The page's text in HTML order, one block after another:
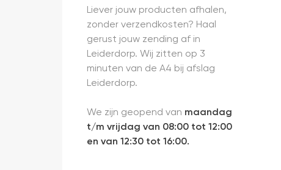
Liever jouw producten afhalen,
zonder verzendkosten? Haal
gerust jouw zending af in
Leiderdorp. Wij zitten op 3
minuten van de A4 bij afslag
Leiderdorp.
We zijn geopend van maandag
t/m vrijdag van 08:00 tot 12:00
en van 12:30 tot 16:00.